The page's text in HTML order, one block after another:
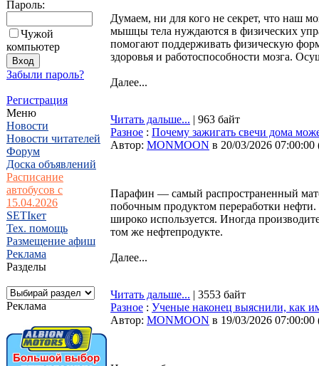
Пароль:
Чужой
компьютер
Забыли пароль?
Регистрация
Меню
Новости
Новости читателей
Форум
Доска объявлений
Расписание
автобусов с
15.04.2026
SETIкет
Тех. помощь
Размещение афиш
Реклама
Разделы
Реклама
Думаем, ни для кого не секрет, что наш
мышцы тела нуждаются в физических
помогают поддерживать физическую
здоровья и работоспособности мозга.
Далее...
Читать дальше... | 963 байт
Разное : Почему зажигать свечи дома
Автор: MONMOON в 20/03/2026 07:00:00
Парафин — самый распространенный
побочным продуктом переработки
широко используется. Иногда
том же нефтепродукте.
Далее...
Читать дальше... | 3553 байт
Разное : Ученые наконец выяснили, как
Автор: MONMOON в 19/03/2026 07:00:00